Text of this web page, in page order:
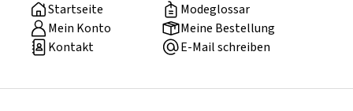
Startseite
Modeglossar
Mein Konto
Meine Bestellung
Kontakt
E-Mail schreiben